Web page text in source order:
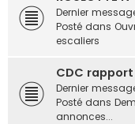
Dernier
Posté dans
escaliers
CDC rapport
Dernier
Posté dans
annonces...